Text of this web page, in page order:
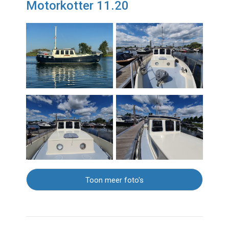
Motorkotter 11.20
Toon meer foto's